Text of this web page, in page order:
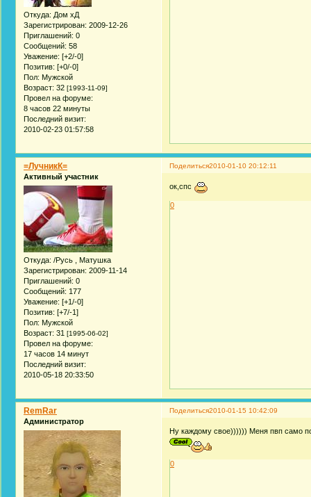
Откуда: Дом хД
Зарегистрирован: 2009-12-26
Приглашений: 0
Сообщений: 58
Уважение: [+2/-0]
Позитив: [+0/-0]
Пол: Мужской
Возраст: 32 [1993-11-09]
Провел на форуме:
8 часов 22 минуты
Последний визит:
2010-02-23 01:57:58
Поделиться2010-01-10 20:12:11
=ЛучникК=
Активный участник
Откуда: /Русь , Матушка
Зарегистрирован: 2009-11-14
Приглашений: 0
Сообщений: 177
Уважение: [+1/-0]
Позитив: [+7/-1]
Пол: Мужской
Возраст: 31 [1995-06-02]
Провел на форуме:
17 часов 14 минут
Последний визит:
2010-05-18 20:33:50
ок,спс
0
Поделиться2010-01-15 10:42:09
RemRar
Администратор
Ну каждому свое)))))) Меня пвп само
0